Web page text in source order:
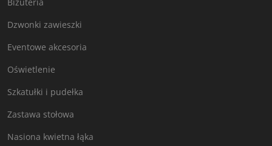
Dzwonki zawieszki
Eventowe akcesoria
Oświetlenie
Szkatułki i pudełka
Zastawa stołowa
Nasiona kwietna łąka